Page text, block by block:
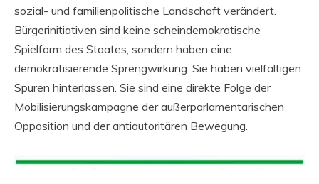
sozial- und familienpolitische Landschaft verändert.
Bürgerinitiativen sind keine scheindemokratische
Spielform des Staates, sondern haben eine
demokratisierende Sprengwirkung. Sie haben vielfältigen
Spuren hinterlassen. Sie sind eine direkte Folge der
Mobilisierungskampagne der außerparlamentarischen
Opposition und der antiautoritären Bewegung.